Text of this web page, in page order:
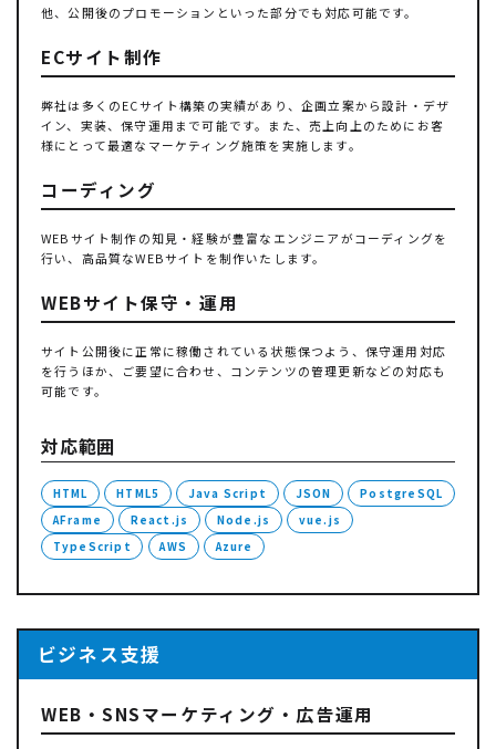
他、公開後のプロモーションといった部分でも対応可能です。
ECサイト制作
弊社は多くのECサイト構築の実績があり、企画立案から設計・デザ
イン、実装、保守運用まで可能です。また、売上向上のためにお客
様にとって最適なマーケティング施策を実施します。
コーディング
WEBサイト制作の知見・経験が豊富なエンジニアがコーディングを
行い、高品質なWEBサイトを制作いたします。
WEBサイト保守・運用
サイト公開後に正常に稼働されている状態保つよう、保守運用対応
を行うほか、ご要望に合わせ、コンテンツの管理更新などの対応も
可能です。
対応範囲
HTML HTML5 Java Script JSON
PostgreSQL
AFrame
React.js Node.js
vue.js
TypeScript
AWS Azure
ビジネス支援
WEB・SNSマーケティング・広告運用